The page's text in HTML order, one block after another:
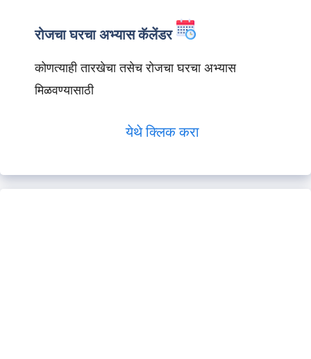
रोजचा घरचा अभ्यास कॅलेंडर
कोणत्याही तारखेचा तसेच रोजचा घरचा अभ्यास
मिळवण्यासाठी
येथे क्लिक करा